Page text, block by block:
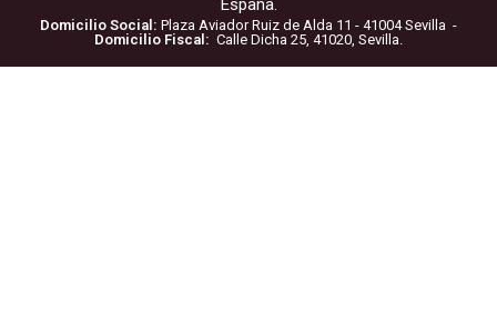
España.
Domicilio Social: Plaza Aviador Ruiz de Alda 11 - 41004 Sevilla -
Domicilio Fiscal: Calle Dicha 25, 41020, Sevilla.